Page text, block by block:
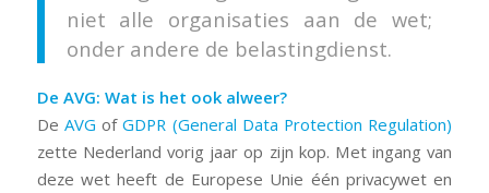
niet alle organisaties aan de wet;
onder andere de belastingdienst.
De AVG: Wat is het ook alweer?
De AVG ofGDPR (General Data Protection Regulation)
zette Nederland vorig jaar op zijn kop. Met ingang van
deze wet heeft de Europese Unie één privacywet en